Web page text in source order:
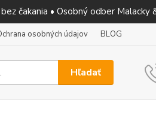
čakania • Osobný odber
osobných údajov BLOG
Hľadať